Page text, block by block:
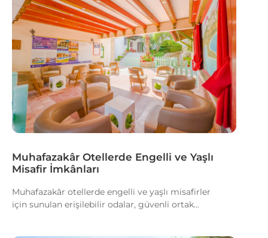
Muhafazakâr Otellerde Engelli ve Yaşlı
Misafir İmkânları
Muhafazakâr otellerde engelli ve yaşlı misafirler
için sunulan erişilebilir odalar, güvenli ortak...